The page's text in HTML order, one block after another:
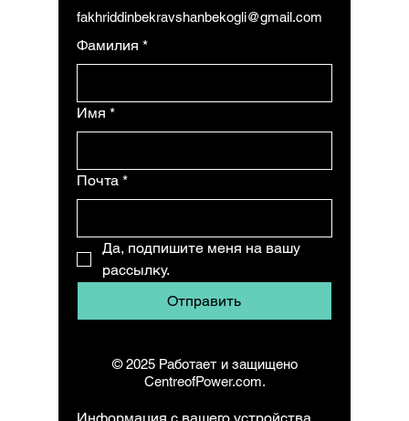
fakhriddinbekravshanbekogli@gmail.com
Фамилия *
Имя *
Почта *
Да, подпишите меня на вашу
рассылку.
Отправить
© 2025 Работает и защищено
CentreofPower.com.